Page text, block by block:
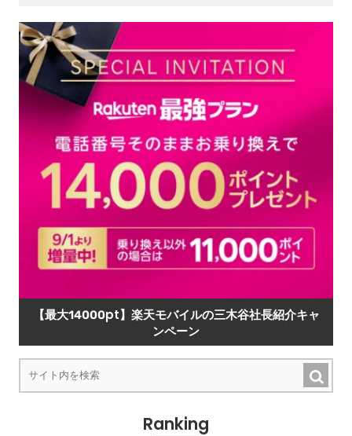
【最大14000pt】楽天モバイルの三木谷社長紹介キャ
ンペーン
Ranking